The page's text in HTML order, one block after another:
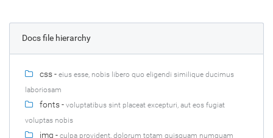
Docs file hierarchy
css - eius esse, nobis libero quo eligendi similique ducimus
laboriosam
fonts - voluptatibus sint placeat excepturi, aut eos fugiat
voluptas nobis
img - culpa provident, dolorum totam quisquam numquam